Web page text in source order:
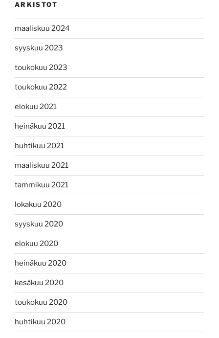
ARKISTOT
maaliskuu 2024
syyskuu 2023
toukokuu 2023
toukokuu 2022
elokuu 2021
heinäkuu 2021
huhtikuu 2021
maaliskuu 2021
tammikuu 2021
lokakuu 2020
syyskuu 2020
elokuu 2020
heinäkuu 2020
kesäkuu 2020
toukokuu 2020
huhtikuu 2020